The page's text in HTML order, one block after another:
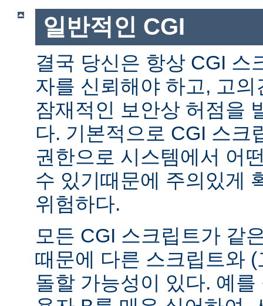
일반적인 CGI
결국 당신은 항상 CGI 스
자를 신뢰해야 하고, 고
잠재적인 보안상 허점을
다. 기본적으로 CGI 스크
권한으로 시스템에서 어
수 있기때문에 주의있게
위험하다.
모든 CGI 스크립트가 같
때문에 다른 스크립트와
돌할 가능성이 있다. 예